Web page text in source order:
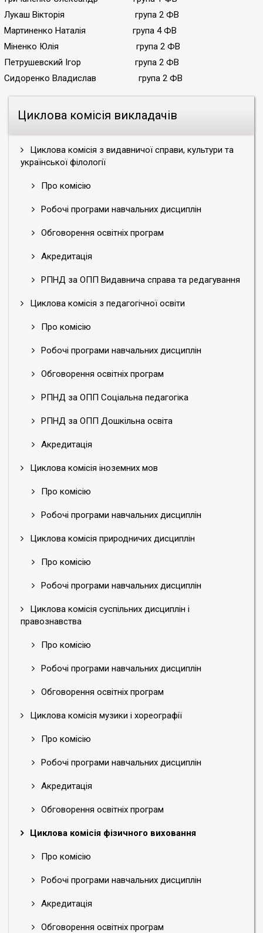
Циклова комісія викладачів
Циклова комісія з видавничої справи, культури та
української філології
Про комісію
Робочі програми навчальних дисциплін
Обговорення освітніх програм
Акредитація
РПНД за ОПП Видавнича справа та редагування
Циклова комісія з педагогічної освіти
Про комісію
Робочі програми навчальних дисциплін
Обговорення освітніх програм
РПНД за ОПП Соціальна педагогіка
РПНД за ОПП Дошкільна освіта
Акредитація
Циклова комісія іноземних мов
Про комісію
Робочі програми навчальних дисциплін
Циклова комісія природничих дисциплін
Про комісію
Робочі програми навчальних дисциплін
Циклова комісія суспільних дисциплін і
правознавства
Про комісію
Робочі програми навчальних дисциплін
Обговорення освітніх програм
Циклова комісія музики і хореографії
Про комісію
Робочі програми навчальних дисциплін
Акредитація
Обговорення освітніх програм
Циклова комісія фізичного виховання
Про комісію
Робочі програми навчальних дисциплін
Акредитація
Обговорення освітніх програм
Лукаш Вікторія група 2 ФВ
Мартиненко Наталія група 4 ФВ
Міненко Юлія група 2 ФВ
Петрушевский Ігор група 2 ФВ
Сидоренко Владислав група 2 ФВ